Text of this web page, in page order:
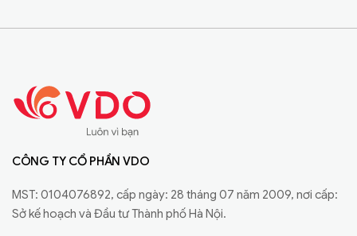
CÔNG TY CỔ PHẦN VDO
MST: 0104076892, cấp ngày: 28 tháng 07 năm 2009, nơi cấp:
Sở kế hoạch và Đầu tư Thành phố Hà Nội.